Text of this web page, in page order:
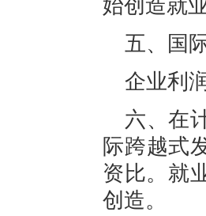
始创造就
五、
国
企业利
六、在
际跨越式
资比。就
创造。